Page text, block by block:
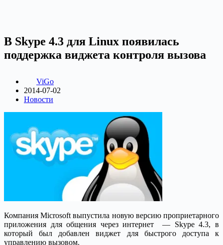
В Skype 4.3 для Linux появилась
поддержка виджета контроля вызова
ViGo
2014-07-02
Новости
Компания Microsoft выпустила новую версию проприетарного
приложения для общения через интернет — Skype 4.3, в
который был добавлен виджет для быстрого доступа к
управлению вызовом.